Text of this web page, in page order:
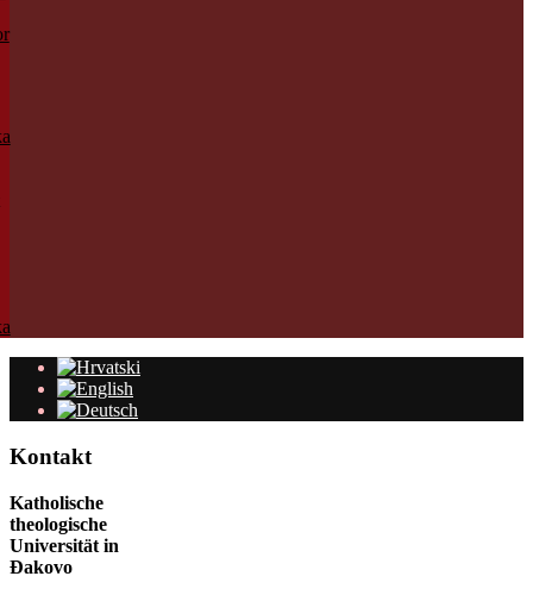
Kontakt
Katholische
theologische
Universität in
Đakovo